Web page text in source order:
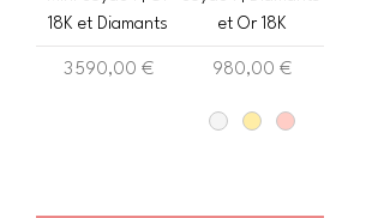
18K et Diamants
Prix
3 590,00 €
et Or 18K
Prix
980,00 €